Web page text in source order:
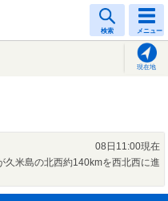
検索 メニュー
現在地
08日11:00現在
久米島の北西約140kmを西北西に進